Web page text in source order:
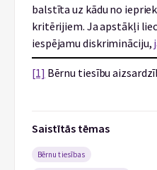
balstīta uz kādu no
kritērijiem. Ja apstākļi
iespējamu diskrimināciju,
[1] Bērnu tiesību
Saistītās tēmas
Bērnu tiesības